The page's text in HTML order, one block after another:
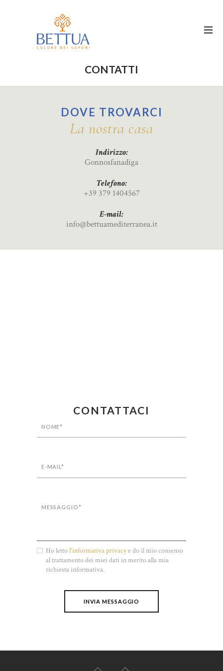
CONTATTI
DOVE TROVARCI
La nostra casa
Indirizzo:
Gonnosfanadiga
Telefono:
+39 379 1404567
E-mail:
info@bettuamediterranea.it
CONTATTACI
Ho lettol'informativa privacye do il mio consenso
al trattamento dei miei dati in merito alla mia
richiesta informativa.